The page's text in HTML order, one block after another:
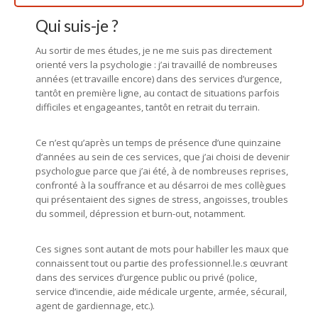
Qui suis-je ?
Au sortir de mes études, je ne me suis pas directement
orienté vers la psychologie : j’ai travaillé de nombreuses
années (et travaille encore) dans des services d’urgence,
tantôt en première ligne, au contact de situations parfois
difficiles et engageantes, tantôt en retrait du terrain.
Ce n’est qu’après un temps de présence d’une quinzaine
d’années au sein de ces services, que j’ai choisi de devenir
psychologue parce que j’ai été, à de nombreuses reprises,
confronté à la souffrance et au désarroi de mes collègues
qui présentaient des signes de stress, angoisses, troubles
du sommeil, dépression et burn-out, notamment.
Ces signes sont autant de mots pour habiller les maux que
connaissent tout ou partie des professionnel.le.s œuvrant
dans des services d’urgence public ou privé (police,
service d’incendie, aide médicale urgente, armée, sécurail,
agent de gardiennage, etc.).